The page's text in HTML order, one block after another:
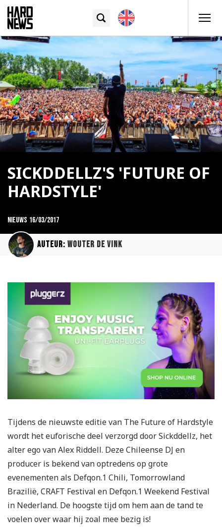
SICKDDELLZ'S 'FUTURE OF
HARDSTYLE'
Nieuws 16/03/2017
Auteur: Wouter de Vink
Tijdens de nieuwste editie van The Future of Hardstyle
wordt het euforische deel verzorgd door Sickddellz, het
alter ego van Alex Riddell. Deze Chileense DJ en
producer is bekend van optredens op grote
evenementen als Defqon.1 Chili, Tomorrowland
Brazilië, CRAFT Festival en Defqon.1 Weekend Festival
in Nederland. De hoogste tijd om hem aan de tand te
voelen over waar hij zoal mee bezig is!